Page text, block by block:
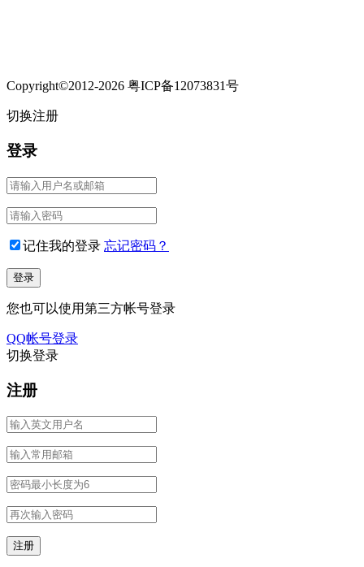
Copyright©2012-2026 粤ICP备12073831号
切换注册
登录
记住我的登录 忘记密码？
您也可以使用第三方帐号登录
QQ帐号登录
切换登录
注册